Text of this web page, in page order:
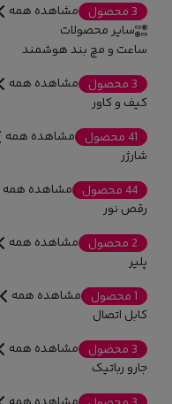
3 محصول
مشاهده همه
سایر محصولات
ساعت و مچ بند هوشمند
3 محصول
مشاهده همه
کیف و کاور
41 محصول
مشاهده همه
شارژر
44 محصول
مشاهده همه
رقص نور
2 محصول
مشاهده همه
پلیر
1 محصول
مشاهده همه
کابل اتصال
3 محصول
مشاهده همه
جارو رباتیک